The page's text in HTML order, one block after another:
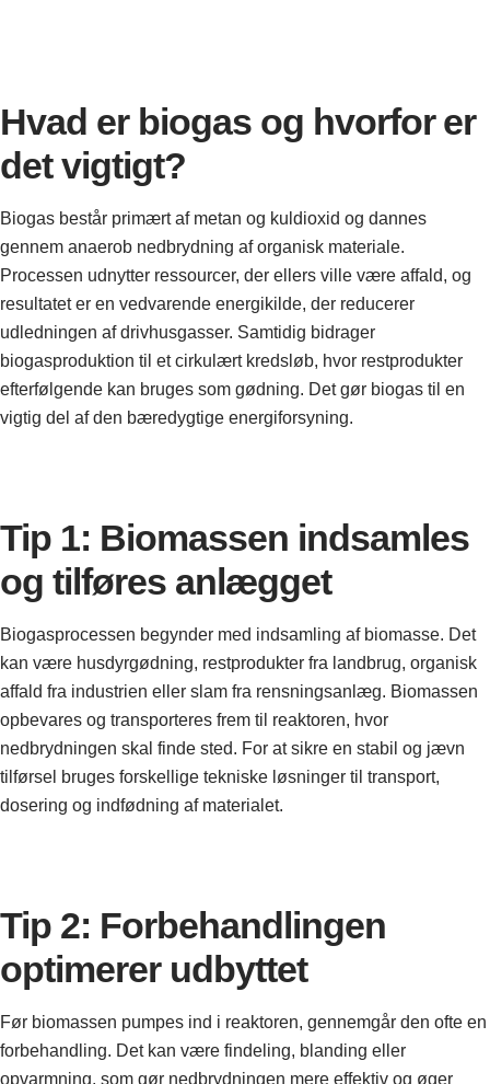
Hvad er biogas og hvorfor er
det vigtigt?
Biogas består primært af metan og kuldioxid og dannes
gennem anaerob nedbrydning af organisk materiale.
Processen udnytter ressourcer, der ellers ville være affald, og
resultatet er en vedvarende energikilde, der reducerer
udledningen af drivhusgasser. Samtidig bidrager
biogasproduktion til et cirkulært kredsløb, hvor restprodukter
efterfølgende kan bruges som gødning. Det gør biogas til en
vigtig del af den bæredygtige energiforsyning.
Tip 1: Biomassen indsamles
og tilføres anlægget
Biogasprocessen begynder med indsamling af biomasse. Det
kan være husdyrgødning, restprodukter fra landbrug, organisk
affald fra industrien eller slam fra rensningsanlæg. Biomassen
opbevares og transporteres frem til reaktoren, hvor
nedbrydningen skal finde sted. For at sikre en stabil og jævn
tilførsel bruges forskellige tekniske løsninger til transport,
dosering og indfødning af materialet.
Tip 2: Forbehandlingen
optimerer udbyttet
Før biomassen pumpes ind i reaktoren, gennemgår den ofte en
forbehandling. Det kan være findeling, blanding eller
opvarmning, som gør nedbrydningen mere effektiv og øger